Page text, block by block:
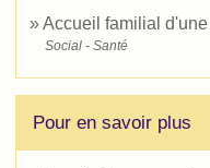
Accueil familial
Social - Santé
Pour en savoir plus